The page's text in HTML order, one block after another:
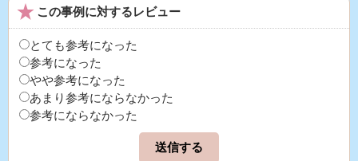
この事例に対するレビュー
とても参考になった
参考になった
やや参考になった
あまり参考にならなかった
参考にならなかった